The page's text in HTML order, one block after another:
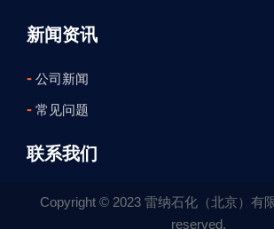
新闻资讯
- 公司新闻
- 常见问题
联系我们
Copyright © 2023 雷纳石化（北京）有
reserved.